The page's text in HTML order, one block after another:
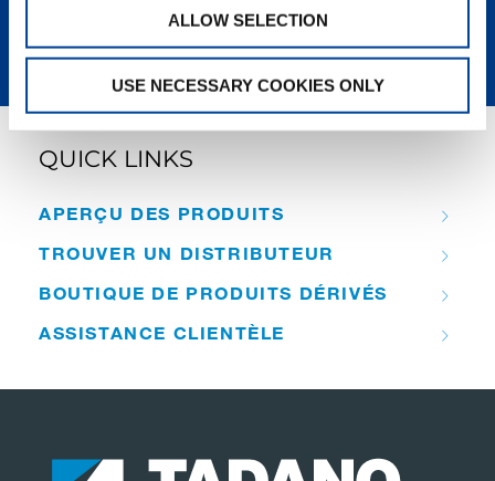
ALLOW SELECTION
USE NECESSARY COOKIES ONLY
QUICK LINKS
APERÇU DES PRODUITS
TROUVER UN DISTRIBUTEUR
BOUTIQUE DE PRODUITS DÉRIVÉS
ASSISTANCE CLIENTÈLE